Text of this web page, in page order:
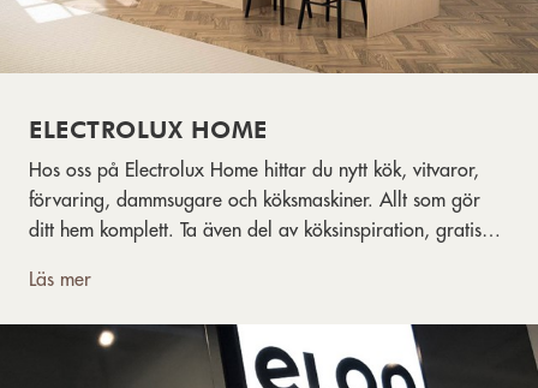
ELECTROLUX HOME
Hos oss på Electrolux Home hittar du nytt kök, vitvaror,
förvaring, dammsugare och köksmaskiner. Allt som gör
ditt hem komplett. Ta även del av köksinspiration, gratis
Läs mer